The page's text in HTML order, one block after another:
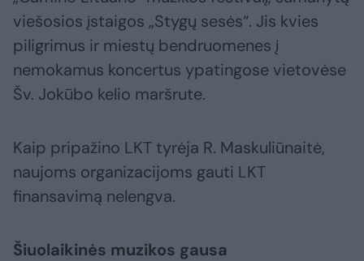
viešosios įstaigos „Stygų sesės“. Jis kvies
piligrimus ir miestų bendruomenes į
nemokamus koncertus ypatingose vietovėse
Šv. Jokūbo kelio maršrute.
Kaip pripažino LKT tyrėja R. Maskuliūnaitė,
naujoms organizacijoms gauti LKT
finansavimą nelengva.
Šiuolaikinės muzikos gausa